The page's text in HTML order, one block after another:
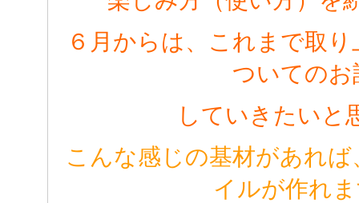
６月からは、これまで取
ついてのお
していきたいと
こんな感じの基材があれ
イルが作れ